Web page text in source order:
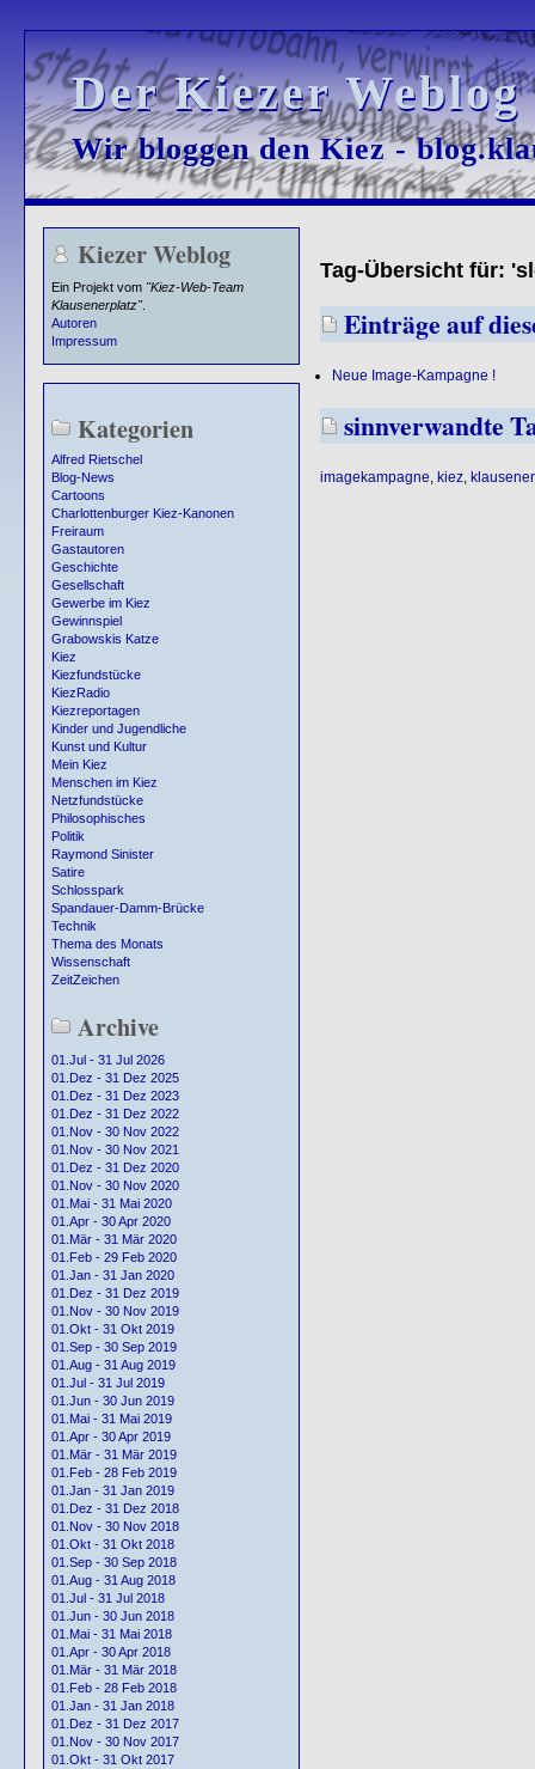
Der Kiezer
Der Kiezer
Wir bloggen den Kiez -
Wir bloggen den Kiez -
Kiezer Weblog
Ein Projekt vom "Kiez-Web-Team
Klausenerplatz".
Autoren
Impressum
Kategorien
Alfred Rietschel
Blog-News
Cartoons
Charlottenburger Kiez-Kanonen
Freiraum
Gastautoren
Geschichte
Gesellschaft
Gewerbe im Kiez
Gewinnspiel
Grabowskis Katze
Kiez
Kiezfundstücke
KiezRadio
Kiezreportagen
Kinder und Jugendliche
Kunst und Kultur
Mein Kiez
Menschen im Kiez
Netzfundstücke
Philosophisches
Politik
Raymond Sinister
Satire
Schlosspark
Spandauer-Damm-Brücke
Technik
Thema des Monats
Wissenschaft
ZeitZeichen
Archive
01.Jul - 31 Jul 2026
01.Dez - 31 Dez 2025
01.Dez - 31 Dez 2023
01.Dez - 31 Dez 2022
01.Nov - 30 Nov 2022
01.Nov - 30 Nov 2021
01.Dez - 31 Dez 2020
01.Nov - 30 Nov 2020
01.Mai - 31 Mai 2020
01.Apr - 30 Apr 2020
01.Mär - 31 Mär 2020
01.Feb - 29 Feb 2020
01.Jan - 31 Jan 2020
01.Dez - 31 Dez 2019
01.Nov - 30 Nov 2019
01.Okt - 31 Okt 2019
01.Sep - 30 Sep 2019
01.Aug - 31 Aug 2019
01.Jul - 31 Jul 2019
01.Jun - 30 Jun 2019
01.Mai - 31 Mai 2019
01.Apr - 30 Apr 2019
01.Mär - 31 Mär 2019
01.Feb - 28 Feb 2019
01.Jan - 31 Jan 2019
01.Dez - 31 Dez 2018
01.Nov - 30 Nov 2018
01.Okt - 31 Okt 2018
01.Sep - 30 Sep 2018
01.Aug - 31 Aug 2018
01.Jul - 31 Jul 2018
01.Jun - 30 Jun 2018
01.Mai - 31 Mai 2018
01.Apr - 30 Apr 2018
01.Mär - 31 Mär 2018
01.Feb - 28 Feb 2018
01.Jan - 31 Jan 2018
01.Dez - 31 Dez 2017
01.Nov - 30 Nov 2017
01.Okt - 31 Okt 2017
Tag-Übersicht für:
Einträge auf
Neue Image-Kampagne !
sinnverwandte
imagekampagne kiez,